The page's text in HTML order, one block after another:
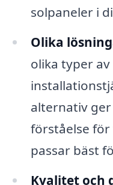
solpaneler i
Olika
olika typer
alternativ
förståelse för
passar bäst
Kvalitet och